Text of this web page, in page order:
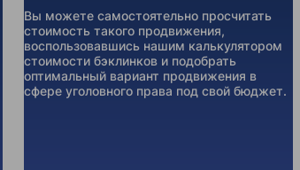
Вы можете самостоятельно просчитать
стоимость такого продвижения,
воспользовавшись нашим калькулятором
стоимости бэклинков и подобрать
оптимальный вариант продвижения в
сфере уголовного права под свой бюджет.